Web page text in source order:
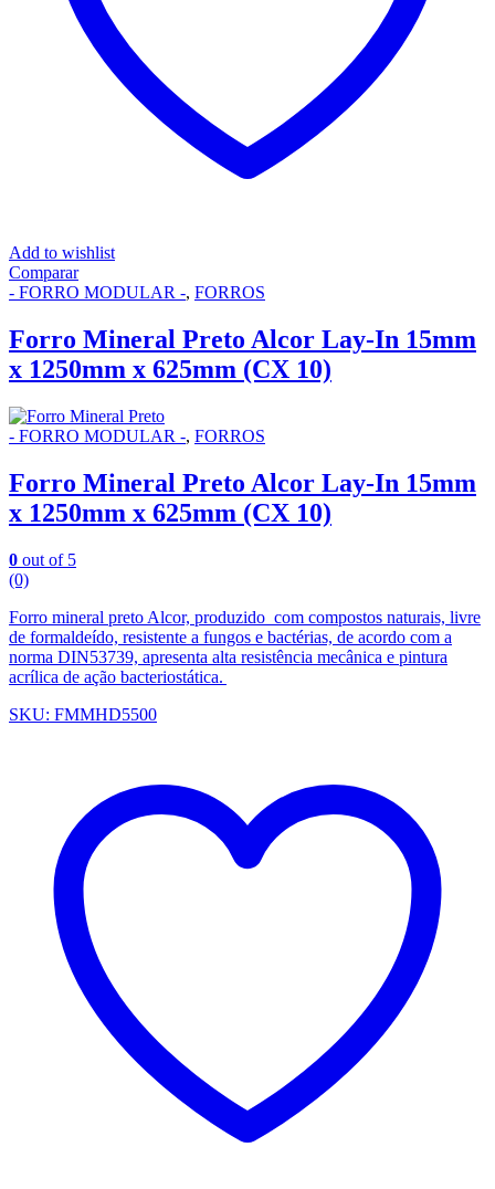
Add to wishlist
Comparar
- FORRO MODULAR -, FORROS
Forro Mineral Preto Alcor Lay-In 15mm
x 1250mm x 625mm (CX 10)
- FORRO MODULAR -, FORROS
Forro Mineral Preto Alcor Lay-In 15mm
x 1250mm x 625mm (CX 10)
0 out of 5
(0)
Forro mineral preto Alcor, produzido com compostos naturais, livre
de formaldeído, resistente a fungos e bactérias, de acordo com a
norma DIN53739, apresenta alta resistência mecânica e pintura
acrílica de ação bacteriostática.
SKU: FMMHD5500